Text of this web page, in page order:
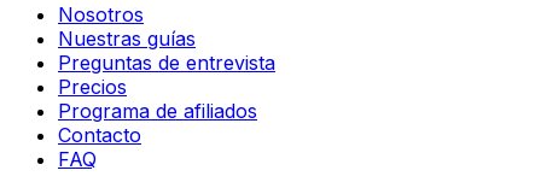
Nosotros
Nuestras guías
Preguntas de entrevista
Precios
Programa de afiliados
Contacto
FAQ